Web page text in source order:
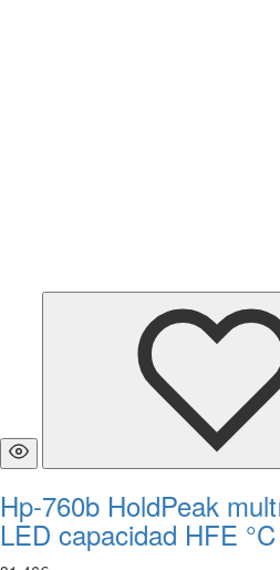
Hp-760b HoldPeak
LED capacidad HFE